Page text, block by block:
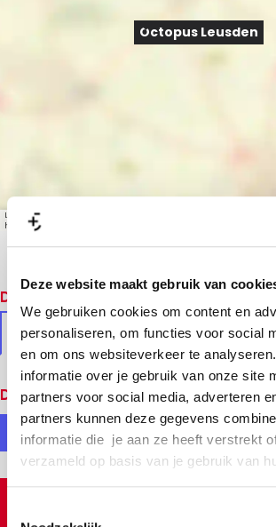
Deze website maakt gebruik van
We gebruiken cookies om content en
personaliseren, om functies voor social
en om ons websiteverkeer te
informatie over je gebruik van onze site
partners voor social media, adverteren
partners kunnen deze gegevens
informatie die je aan ze heeft verstrekt
verzameld op basis van je gebruik van
Octopus Leusden
Leaflet|© OpenStreetMap contributors, Tiles style by
hosted by OpenStreetMap France
Dit vind je vast ook leuk
Soortgelijke locaties
Deel deze pagina
D
e
D
e
Inspiratie